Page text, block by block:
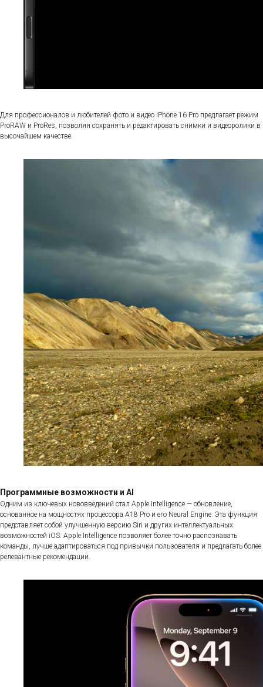
Для профессионалов и любителей фото и видео iPhone 16 Pro предлагает режим
ProRAW и ProRes, позволяя сохранять и редактировать снимки и видеоролики в
высочайшем качестве.
Программные возможности и AI
Одним из ключевых нововведений стал Apple Intelligence — обновление,
основанное на мощностях процессора A18 Pro и его Neural Engine. Эта функция
представляет собой улучшенную версию Siri и других интеллектуальных
возможностей iOS. Apple Intelligence позволяет более точно распознавать
команды, лучше адаптироваться под привычки пользователя и предлагать более
релевантные рекомендации.